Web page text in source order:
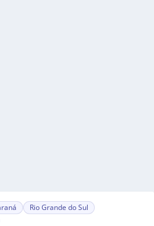
Rio Grande do Sul